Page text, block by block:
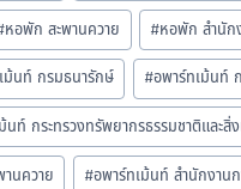
หอพัก สะพานควาย #หอพัก สำนัก
ม้นท์ กรมธนารักษ์ #อพาร์ทเม้นท์
นท์ กระทรวงทรัพยากรธรรมชาติและสิ่
นควาย #อพาร์ทเม้นท์ สำนักงาน